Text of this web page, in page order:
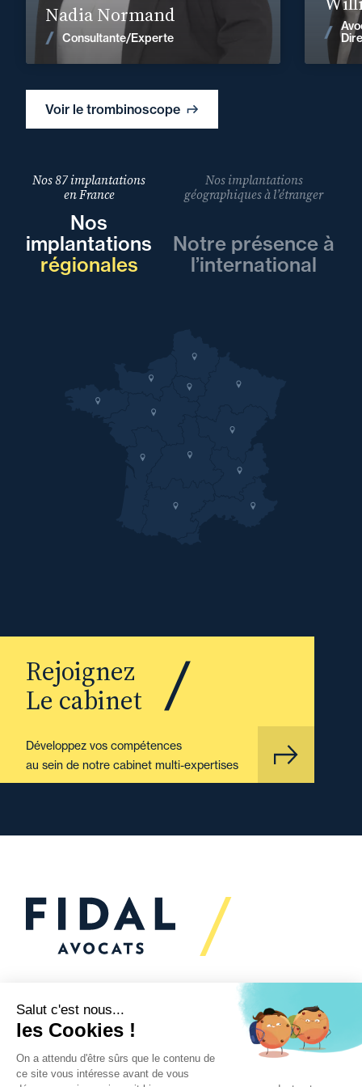
Voir le trombinoscope
Nadia Normand
Consultante/ExperteVoir les actualités
Nos 87 implantations
en France
Nos
implantations
régionales
Nos implantations
géographiques à l’étranger
Notre présence à
l’international
Rejoignez
Le cabinet
Développez vos compétences
au sein de notre cabinet multi-expertises
Vous souhaitez échanger
avec nous ?
Nous sommes